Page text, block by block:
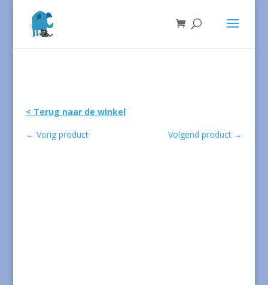
< Terug naar de winkel
← Vorig product Volgend product →